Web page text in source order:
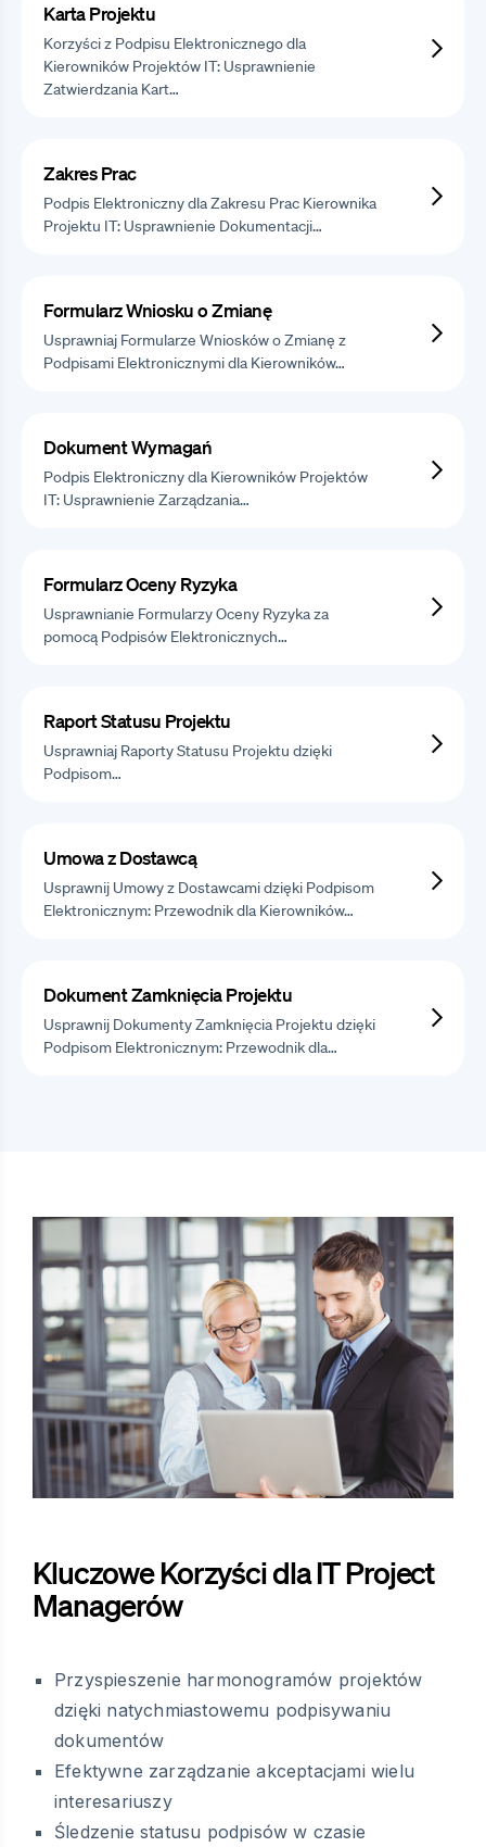
Karta Projektu
Korzyści z Podpisu Elektronicznego dla
Kierowników Projektów IT: Usprawnienie
Zatwierdzania Kart…
Zakres Prac
Podpis Elektroniczny dla Zakresu Prac Kierownika
Projektu IT: Usprawnienie Dokumentacji…
Formularz Wniosku o Zmianę
Usprawniaj Formularze Wniosków o Zmianę z
Podpisami Elektronicznymi dla Kierowników…
Dokument Wymagań
Podpis Elektroniczny dla Kierowników Projektów
IT: Usprawnienie Zarządzania…
Formularz Oceny Ryzyka
Usprawnianie Formularzy Oceny Ryzyka za
pomocą Podpisów Elektronicznych…
Raport Statusu Projektu
Usprawniaj Raporty Statusu Projektu dzięki
Podpisom…
Umowa z Dostawcą
Usprawnij Umowy z Dostawcami dzięki Podpisom
Elektronicznym: Przewodnik dla Kierowników…
Dokument Zamknięcia Projektu
Usprawnij Dokumenty Zamknięcia Projektu dzięki
Podpisom Elektronicznym: Przewodnik dla…
Kluczowe Korzyści dla IT Project
Managerów
Przyspieszenie harmonogramów projektów
dzięki natychmiastowemu podpisywaniu
dokumentów
Efektywne zarządzanie akceptacjami wielu
interesariuszy
Śledzenie statusu podpisów w czasie